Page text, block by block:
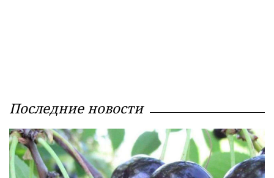
Последние новости